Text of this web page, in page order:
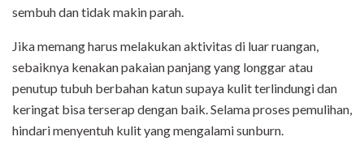
sembuh dan tidak makin parah.
Jika memang harus melakukan aktivitas di luar ruangan,
sebaiknya kenakan pakaian panjang yang longgar atau
penutup tubuh berbahan katun supaya kulit terlindungi dan
keringat bisa terserap dengan baik. Selama proses pemulihan,
hindari menyentuh kulit yang mengalami sunburn.